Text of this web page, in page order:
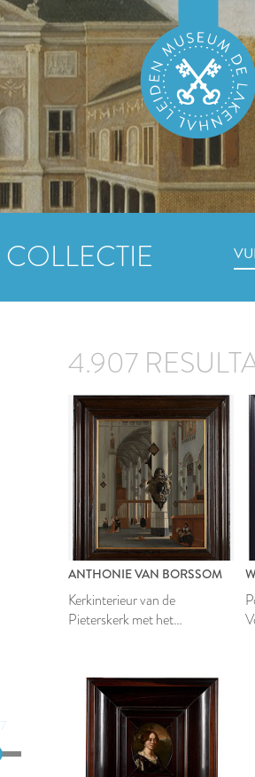
4.907
ANTHONIE VAN BORSSOM
Kerkinterieur van de
Pieterskerk met het
de Hooglandse Kerk, Leiden